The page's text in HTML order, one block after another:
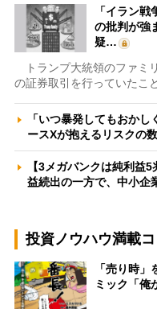
「イラン
の批判が強
疑…
トランプ大統領のファミ
の証券取引を行っていたこ
「いつ暴発してもおか
ースXが抱えるリスクの
【3メガバンクは純利益
益続出の一方で、中小企
投資ノウハウ満載
「売り時
ミック「俺